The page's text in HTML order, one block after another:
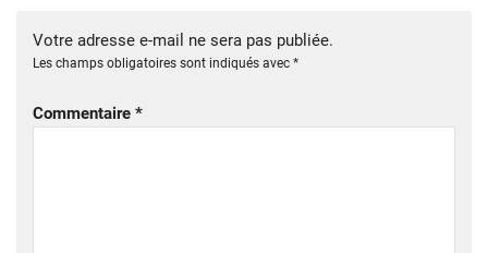
Votre adresse e-mail ne sera pas publiée.
Les champs obligatoires sont indiqués avec *
Commentaire *